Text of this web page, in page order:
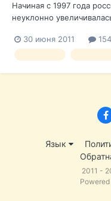
Начиная с 1997 года
неуклонно
такую же динамику
из некоторых других
30 июня 2011
Язык
2011 -